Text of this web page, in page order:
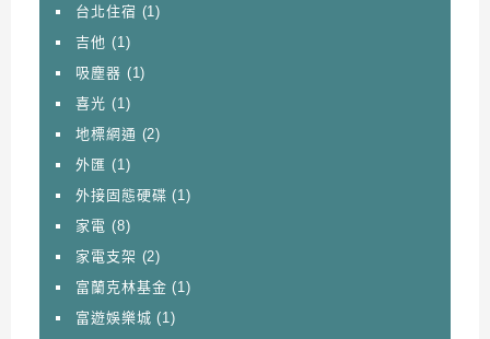
台北住宿 (1)
吉他 (1)
吸塵器 (1)
喜光 (1)
地標網通 (2)
外匯 (1)
外接固態硬碟 (1)
家電 (8)
家電支架 (2)
富蘭克林基金 (1)
富遊娛樂城 (1)